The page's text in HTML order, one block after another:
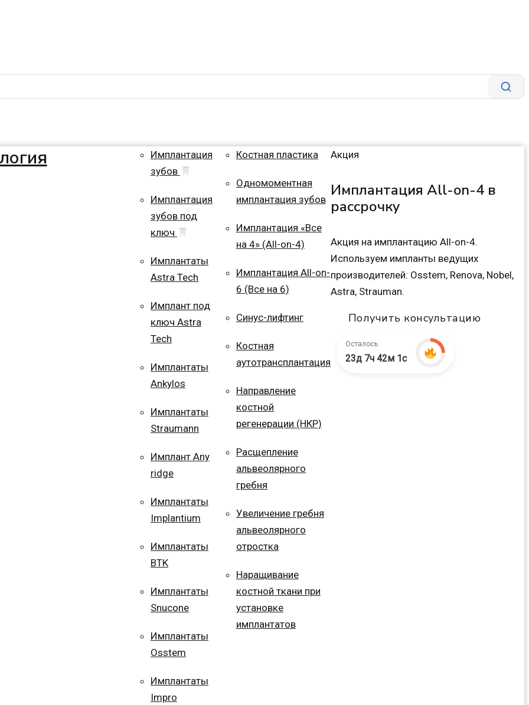
Имплантация
зубов
Имплантация
зубов под
ключ
Имплантаты
Astra Tech
Имплант под
ключ Astra
Tech
Имплантаты
Ankylos
Имплантаты
Straumann
Имплант Any
ridge
Имплантаты
Implantium
Имплантаты
BTK
Имплантаты
Snucone
Имплантаты
Osstem
Имплантаты
Impro
Костная пластика
Одномоментная
имплантация зубов
Имплантация «Все
на 4» (All-on-4)
Имплантация All-on-
6 (Все на 6)
Синус-лифтинг
Костная
аутотрансплантация
Направление
костной
регенерации (НКР)
Расщепление
альвеолярного
гребня
Увеличение гребня
альвеолярного
отростка
Наращивание
костной ткани при
установке
имплантатов
Акция
Имплантация All-on-4 в
рассрочку
Акция на имплантацию All-on-4.
Используем импланты ведущих
производителей: Osstem, Renova, Nobel,
Astra, Strauman.
Получить консультацию
Осталось
23д 7ч 42м 0с